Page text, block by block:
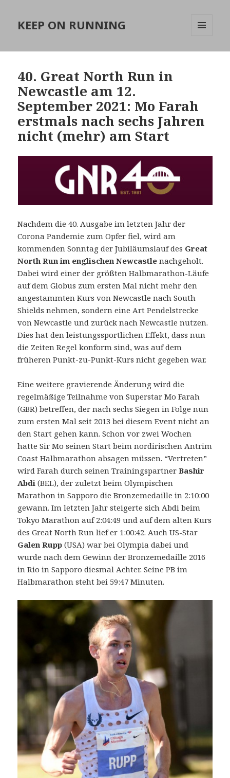
KEEP ON RUNNING
40. Great North Run in
Newcastle am 12.
September 2021: Mo Farah
erstmals nach sechs Jahren
nicht (mehr) am Start
Nachdem die 40. Ausgabe im letzten Jahr der
Corona Pandemie zum Opfer fiel, wird am
kommenden Sonntag der Jubiläumslauf des Great
North Run im englischen Newcastle nachgeholt.
Dabei wird einer der größten Halbmarathon-Läufe
auf dem Globus zum ersten Mal nicht mehr den
angestammten Kurs von Newcastle nach South
Shields nehmen, sondern eine Art Pendelstrecke
von Newcastle und zurück nach Newcastle nutzen.
Dies hat den leistungssportlichen Effekt, dass nun
die Zeiten Regel konform sind, was auf dem
früheren Punkt-zu-Punkt-Kurs nicht gegeben war.
Eine weitere gravierende Änderung wird die
regelmäßige Teilnahme von Superstar Mo Farah
(GBR) betreffen, der nach sechs Siegen in Folge nun
zum ersten Mal seit 2013 bei diesem Event nicht an
den Start gehen kann. Schon vor zwei Wochen
hatte Sir Mo seinen Start beim nordirischen Antrim
Coast Halbmarathon absagen müssen. “Vertreten”
wird Farah durch seinen TrainingspartnerBashir
Abdi (BEL), der zuletzt beim Olympischen
Marathon in Sapporo die Bronzemedaille in 2:10:00
gewann. Im letzten Jahr steigerte sich Abdi beim
Tokyo Marathon auf 2:04:49 und auf dem alten Kurs
des Great North Run lief er 1:00:42. Auch US-Star
Galen Rupp (USA) war bei Olympia dabei und
wurde nach dem Gewinn der Bronzemedaille 2016
in Rio in Sapporo diesmal Achter. Seine PB im
Halbmarathon steht bei 59:47 Minuten.